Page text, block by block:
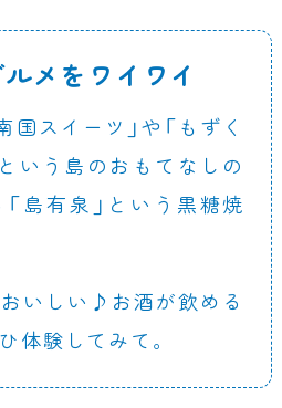
メをワイワイ
国スイーツ」や「もずく
いう島のおもてなしの
島有泉」という黒糖焼
いしい♪お酒が飲める
体験してみて。